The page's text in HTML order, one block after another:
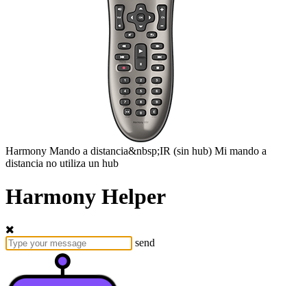
Harmony Mando a distancia&nbsp;IR (sin hub) Mi mando a
distancia no utiliza un hub
Harmony Helper
send